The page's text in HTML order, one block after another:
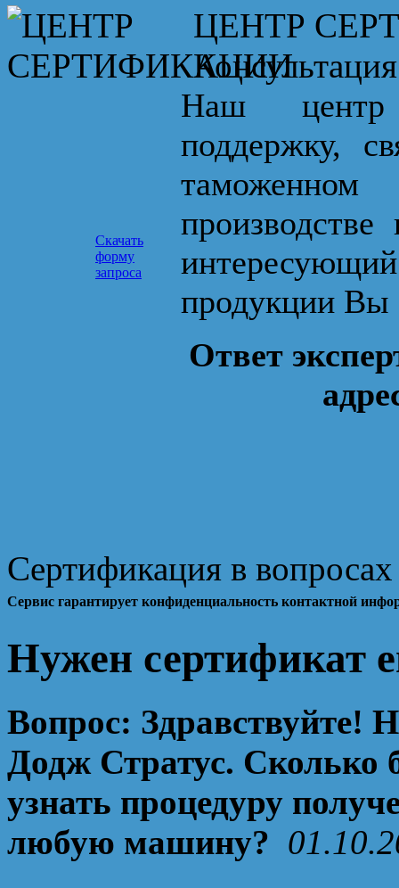
ЦЕНТР
Скачать
форму
запроса
Наш центр
поддержку,
продукции Вы
Ответ
Сертификация в вопросах
Сервис гарантирует конфиденциальность контактной
Нужен сертификат
Вопрос: Здравствуйте!
Додж Стратус. Сколько
узнать процедуру
любую машину?